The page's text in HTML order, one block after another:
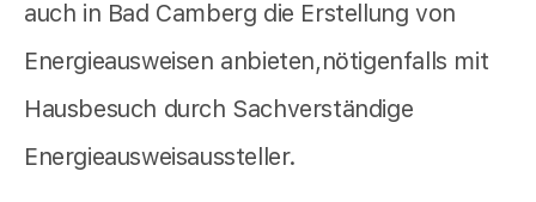
auch in Bad Camberg die Erstellung von
Energieausweisen anbieten,nötigenfalls mit
Hausbesuch durch Sachverständige
Energieausweisaussteller.